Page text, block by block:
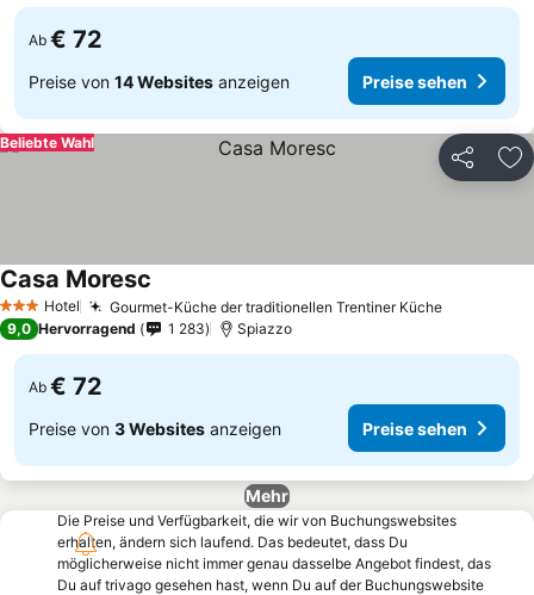
Ab € 72
Preise von 14 Websites anzeigen Preise sehen
Teilen
Beliebte Wahl
3 SterneHotel Gourmet-Küche der traditionellen Trentiner Küche
Casa Moresc
9,0 Hervorragend 1 283 Spiazzo
Ab € 72
Preise von 3 Websites anzeigen Preise sehen
Mehr
Die Preise und Verfügbarkeit, die wir von Buchungswebsites
erhalten, ändern sich laufend. Das bedeutet, dass Du
möglicherweise nicht immer genau dasselbe Angebot findest, das
Du auf trivago gesehen hast, wenn Du auf der Buchungswebsite